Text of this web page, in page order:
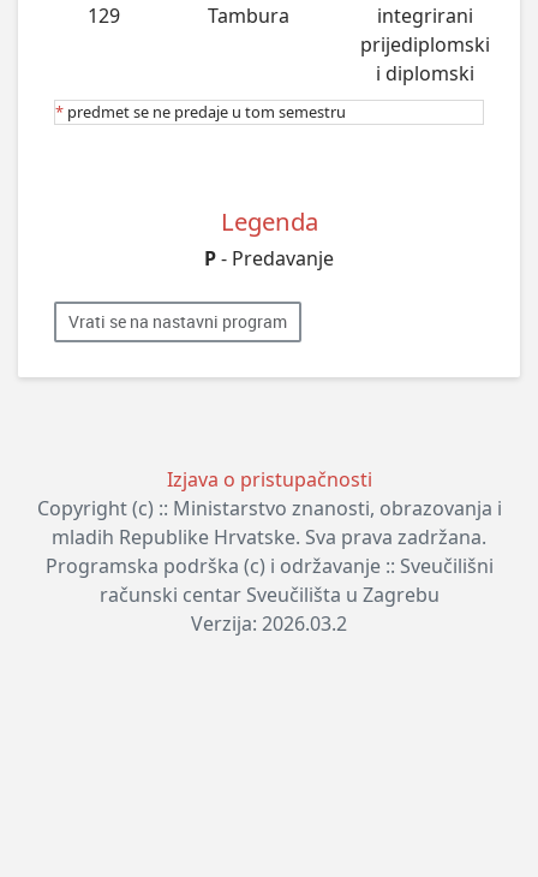
129 Tambura
integrirani
prijediplomski
i diplomski
* predmet se ne predaje u tom semestru
Legenda
P- Predavanje
Vrati se na nastavni program
Izjava o pristupačnosti
Copyright (c) :: Ministarstvo znanosti, obrazovanja i
mladih Republike Hrvatske. Sva prava zadržana.
Programska podrška (c) i održavanje :: Sveučilišni
računski centar Sveučilišta u Zagrebu
Verzija: 2026.03.2